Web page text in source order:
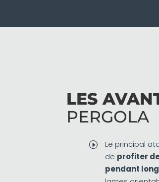
LES
PERGOLA
I
Le principal
de profiter
pendant